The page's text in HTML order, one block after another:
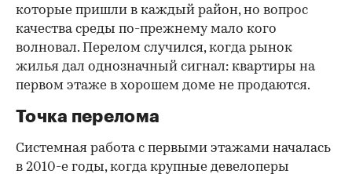
которые пришли в каждый район, но вопрос
качества среды по-прежнему мало кого
волновал. Перелом случился, когда рынок
жилья дал однозначный сигнал: квартиры на
первом этаже в хорошем доме не продаются.
Точка перелома
Системная работа с первыми этажами началась
в 2010-е годы, когда крупные девелоперы